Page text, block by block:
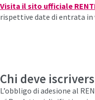
Visita il sito ufficiale
rispettive date di entrata in
Chi deve
L’obbligo di adesione al